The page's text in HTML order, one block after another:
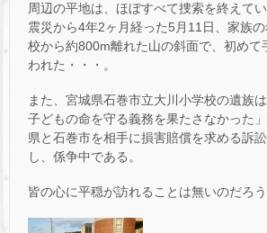
周辺の平地は、ほぼすべて捜索を終えてい
震災から4年2ヶ月経った5月11日、家族
校から約800m離れた山の斜面で、初めて
われた・・・。
また、宮城県石巻市立大川小学校の遺族
子どもの命を守る義務を果たさなかった
県と石巻市を相手に損害賠償を求める訴
し、係争中である。
皆の心に平穏が訪れることは無いのだろ